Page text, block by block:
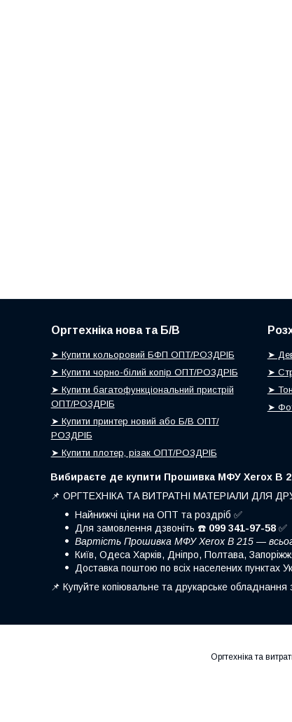
Оргтехніка нова та Б/В
➤ Купити кольоровий БФП ОПТ/РОЗДРІБ
➤ Купити чорно-білий копір ОПТ/РОЗДРІБ
➤ Купити багатофункціональний пристрій
ОПТ/РОЗДРІБ
➤ Купити принтер новий або Б/В ОПТ/
РОЗДРІБ
➤ Купити плотер, різак ОПТ/РОЗДРІБ
➤
➤
➤
➤
Вибираєте де купити Прошивка МФУ Xerox B
📌 ОРГТЕХНІКА ТА ВИТРАТНІ МАТЕРІАЛИ ДЛЯ
Найнижчі ціни на ОПТ та роздріб ✅
Для замовлення дзвоніть ☎️ 099 341-97-58 ✅
Вартість Прошивка МФУ Xerox B 215 —
Київ, Одеса Харків, Дніпро, Полтава,
Доставка поштою по всіх населених пунктах
📌 Купуйте копіювальне та друкарське обладнання